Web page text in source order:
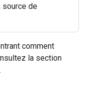
source de
comment
la section
.